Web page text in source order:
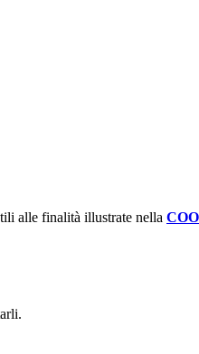
alle finalità illustrate nella